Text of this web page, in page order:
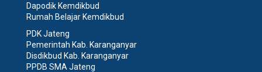
Dapodik Kemdikbud
Rumah Belajar Kemdikbud
PDK Jateng
Pemerintah Kab. Karanganyar
Disdikbud Kab. Karanganyar
PPDB SMA Jateng